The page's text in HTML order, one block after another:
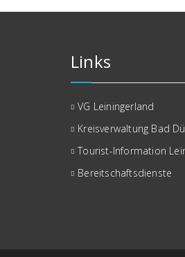
Links
VG Leiningerland
Kreisverwaltung Bad
Tourist-Information
Bereitschaftsdienste